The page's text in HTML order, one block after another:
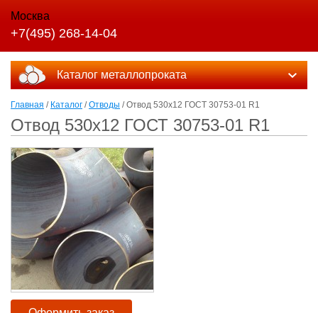
Москва
+7(495) 268-14-04
Каталог металлопроката
Главная / Каталог /Отводы / Отвод 530х12 ГОСТ 30753-01 R1
Отвод 530х12 ГОСТ 30753-01 R1